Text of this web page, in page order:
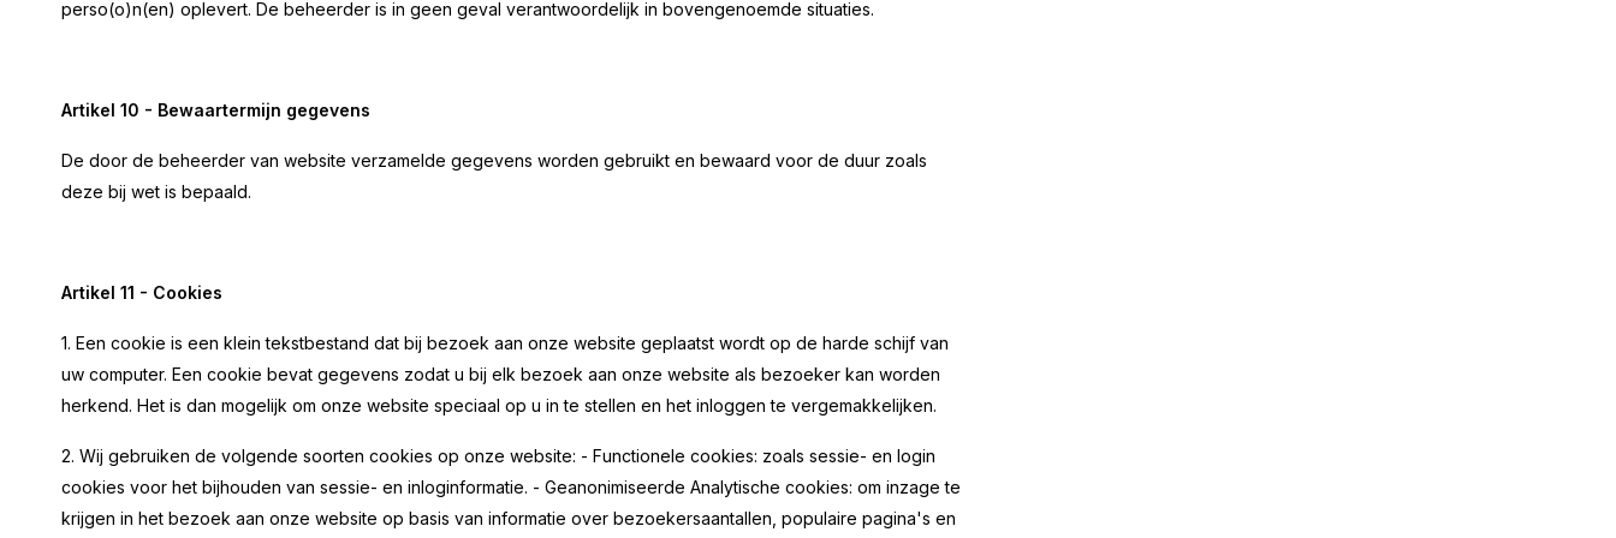
perso(o)n(en) oplevert. De beheerder is in geen geval verantwoordelijk in bovengenoemde situaties.
Artikel 10 - Bewaartermijn gegevens
De door de beheerder van website verzamelde gegevens worden gebruikt en bewaard voor de duur zoals
deze bij wet is bepaald.
Artikel 11 - Cookies
1. Een cookie is een klein tekstbestand dat bij bezoek aan onze website geplaatst wordt op de harde schijf van
uw computer. Een cookie bevat gegevens zodat u bij elk bezoek aan onze website als bezoeker kan worden
herkend. Het is dan mogelijk om onze website speciaal op u in te stellen en het inloggen te vergemakkelijken.
2. Wij gebruiken de volgende soorten cookies op onze website: - Functionele cookies: zoals sessie- en login
cookies voor het bijhouden van sessie- en inloginformatie. - Geanonimiseerde Analytische cookies: om inzage te
krijgen in het bezoek aan onze website op basis van informatie over bezoekersaantallen, populaire pagina's en